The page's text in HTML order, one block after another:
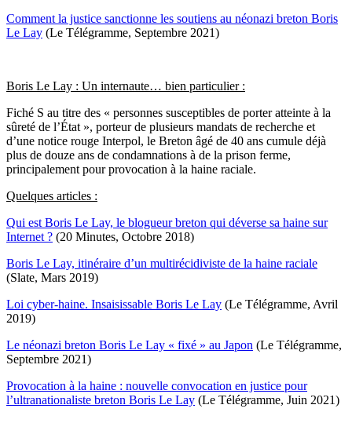
Comment la justice sanctionne les soutiens au néonazi breton Boris
Le Lay (Le Télégramme, Septembre 2021)
Boris Le Lay : Un internaute… bien particulier :
Fiché S au titre des « personnes susceptibles de porter atteinte à la
sûreté de l’État », porteur de plusieurs mandats de recherche et
d’une notice rouge Interpol, le Breton âgé de 40 ans cumule déjà
plus de douze ans de condamnations à de la prison ferme,
principalement pour provocation à la haine raciale.
Quelques articles :
Qui est Boris Le Lay, le blogueur breton qui déverse sa haine sur
Internet ? (20 Minutes, Octobre 2018)
Boris Le Lay, itinéraire d’un multirécidiviste de la haine raciale
(Slate, Mars 2019)
Loi cyber-haine. Insaisissable Boris Le Lay (Le Télégramme, Avril
2019)
Le néonazi breton Boris Le Lay « fixé » au Japon (Le Télégramme,
Septembre 2021)
Provocation à la haine : nouvelle convocation en justice pour
l’ultranationaliste breton Boris Le Lay (Le Télégramme, Juin 2021)